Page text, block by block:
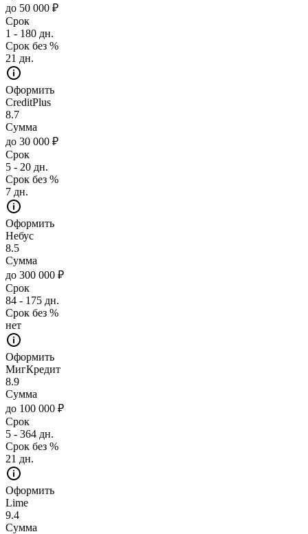
до 50 000 ₽
Срок
1 - 180 дн.
Срок без %
21 дн.
Оформить
CreditPlus
8.7
Сумма
до 30 000 ₽
Срок
5 - 20 дн.
Срок без %
7 дн.
Оформить
Небус
8.5
Сумма
до 300 000 ₽
Срок
84 - 175 дн.
Срок без %
нет
Оформить
МигКредит
8.9
Сумма
до 100 000 ₽
Срок
5 - 364 дн.
Срок без %
21 дн.
Оформить
Lime
9.4
Сумма